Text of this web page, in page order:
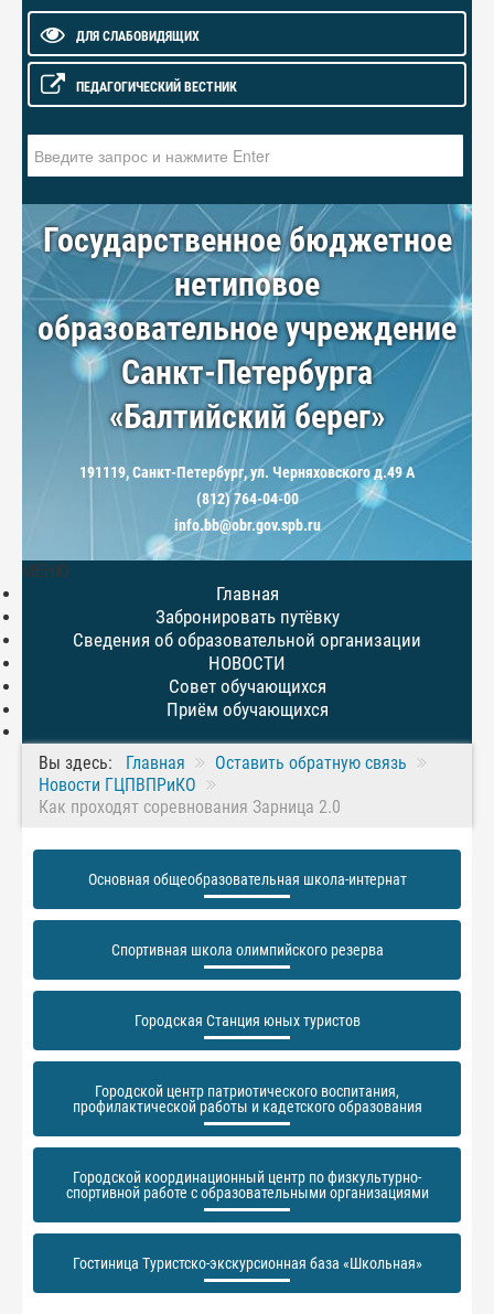
ДЛЯ СЛАБОВИДЯЩИХ
ПЕДАГОГИЧЕСКИЙ ВЕСТНИК
Государственное бюджетное
нетиповое
образовательное учреждение
Санкт-Петербурга
«Балтийский берег»
191119, Санкт-Петербург, ул. Черняховского д.49 А
(812) 764-04-00
info.bb@obr.gov.spb.ru
МЕНЮ
Главная
Забронировать путёвку
Сведения об образовательной организации
НОВОСТИ
Совет обучающихся
Приём обучающихся
Вы здесь: Главная
Оставить обратную связь
Новости ГЦПВПРиКО
Как проходят соревнования Зарница 2.0
Основная общеобразовательная школа-интернат
Спортивная школа олимпийского резерва
Городская Станция юных туристов
Городской центр патриотического воспитания,
профилактической работы и кадетского образования
Городской координационный центр по физкультурно-
спортивной работе с образовательными организациями
Гостиница Туристско-экскурсионная база «Школьная»